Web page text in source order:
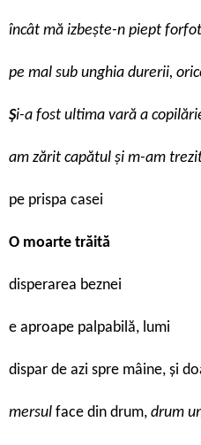
încât mă izbește-n piept
pe mal sub unghia durerii,
Și-a fost ultima vară a
am zărit capătul și m-am
pe prispa casei
O moarte trăită
disperarea beznei
e aproape palpabilă, lumi
dispar de azi spre mâine, și
mersul face din drum, drum